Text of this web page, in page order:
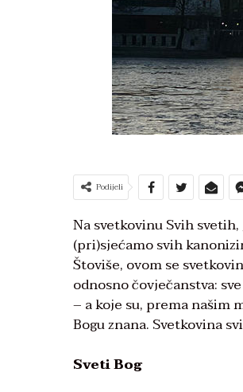
Podijeli
Na svetkovinu Svih
(pri)sjećamo svih
Štoviše, ovom se
odnosno čovječanstva:
– a koje su, prema našim
Bogu znana. Svetkovina
Sveti Bog